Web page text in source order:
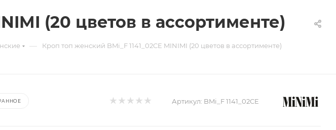
(20 цветов в ассортименте)
— Кроп топ женский BMi_F 1141_02CE MINIMI (20 цветов в ассортименте)
Артикул: BMi_F 1141_02CE